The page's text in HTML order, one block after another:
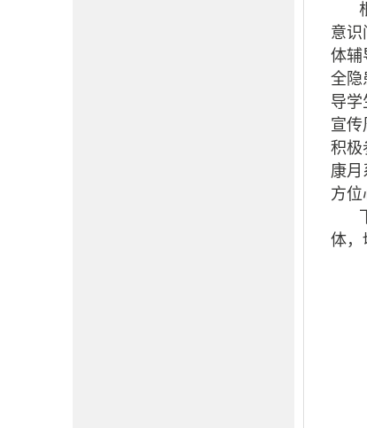
意识
体辅
全隐
导学
宣传
积极
康月
方位
体，